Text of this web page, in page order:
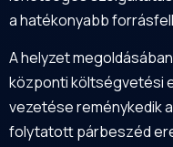
a hatékonyabb
A helyzet
központi költségvetési
vezetése reménykedik
folytatott párbeszéd